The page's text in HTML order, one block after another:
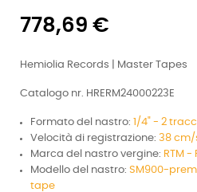
778,69 €
Hemiolia Records | Master Tapes
Catalogo nr. HRERM24000223E
Formato del nastro:
1/4" - 2
Velocità di registrazione: 38 cm/
Marca del nastro vergine: RTM
Modello del nastro: SM900-
tape